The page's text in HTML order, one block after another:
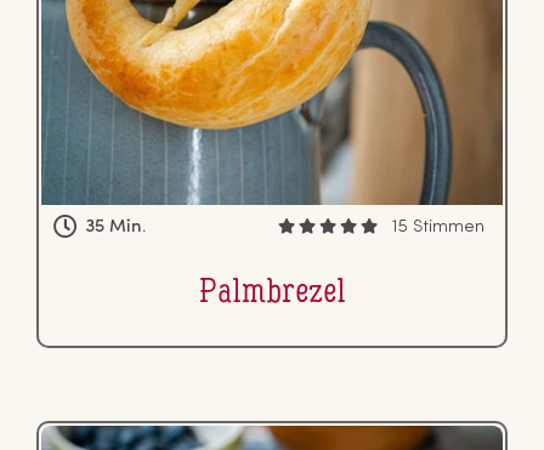
35 Min. 15 Stimmen
Palm­bre­zel